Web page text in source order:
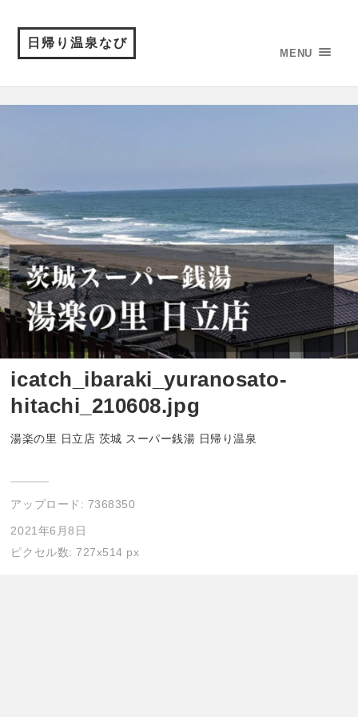
日帰り温泉なび
MENU
icatch_ibaraki_yuranosato-
hitachi_210608.jpg
湯楽の里 日立店 茨城 スーパー銭湯 日帰り温泉
アップロード: 7368350
2021年6月8日
ピクセル数: 727x514 px